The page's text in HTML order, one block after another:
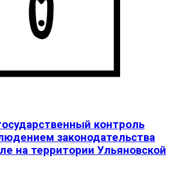
контроль
законодательства
на территории Ульяновской